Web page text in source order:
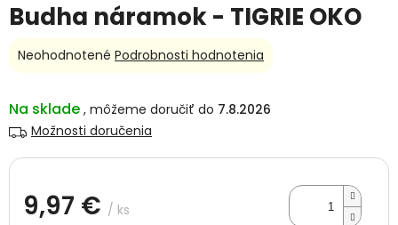
Budha náramok - TIGRIE OKO
Na sklade
7.8.2026
Možnosti doručenia
9,97 € / ks
Priemerné
je
0,0
z
5
Neohodnotené Podrobnosti hodnotenia